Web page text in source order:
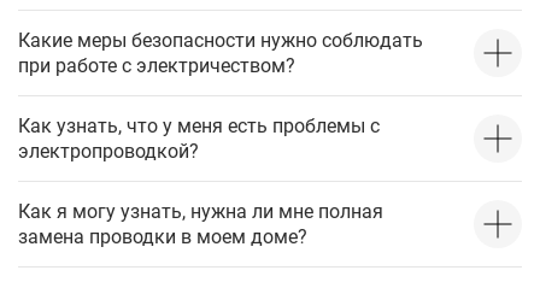
Какие меры безопасности нужно соблюдать
при работе с электричеством?
Как узнать, что у меня есть проблемы с
электропроводкой?
Как я могу узнать, нужна ли мне полная
замена проводки в моем доме?